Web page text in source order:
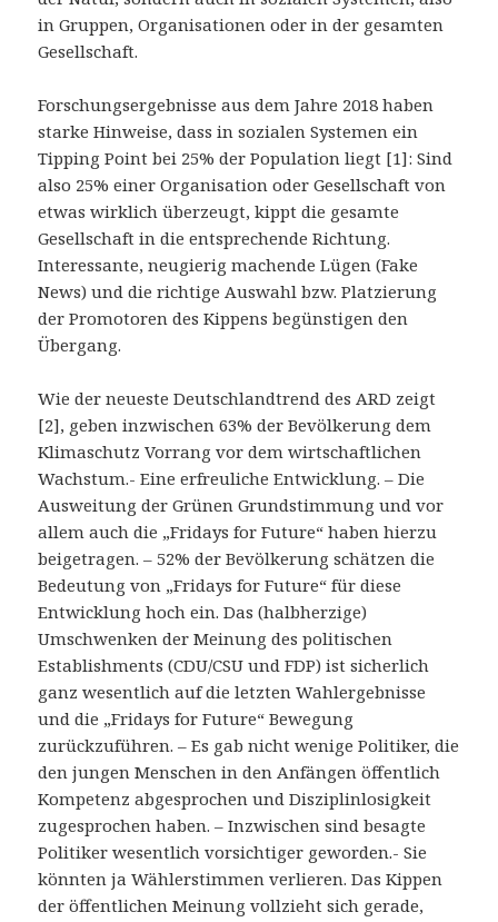
in Gruppen, Organisationen oder in der gesamten
Gesellschaft.
Forschungsergebnisse aus dem Jahre 2018 haben
starke Hinweise, dass in sozialen Systemen ein
Tipping Point bei 25% der Population liegt [1]: Sind
also 25% einer Organisation oder Gesellschaft von
etwas wirklich überzeugt, kippt die gesamte
Gesellschaft in die entsprechende Richtung.
Interessante, neugierig machende Lügen (Fake
News) und die richtige Auswahl bzw. Platzierung
der Promotoren des Kippens begünstigen den
Übergang.
Wie der neueste Deutschlandtrend des ARD zeigt
[2], geben inzwischen 63% der Bevölkerung dem
Klimaschutz Vorrang vor dem wirtschaftlichen
Wachstum.- Eine erfreuliche Entwicklung. – Die
Ausweitung der Grünen Grundstimmung und vor
allem auch die „Fridays for Future“ haben hierzu
beigetragen. – 52% der Bevölkerung schätzen die
Bedeutung von „Fridays for Future“ für diese
Entwicklung hoch ein. Das (halbherzige)
Umschwenken der Meinung des politischen
Establishments (CDU/CSU und FDP) ist sicherlich
ganz wesentlich auf die letzten Wahlergebnisse
und die „Fridays for Future“ Bewegung
zurückzuführen. – Es gab nicht wenige Politiker, die
den jungen Menschen in den Anfängen öffentlich
Kompetenz abgesprochen und Disziplinlosigkeit
zugesprochen haben. – Inzwischen sind besagte
Politiker wesentlich vorsichtiger geworden.- Sie
könnten ja Wählerstimmen verlieren. Das Kippen
der öffentlichen Meinung vollzieht sich gerade,